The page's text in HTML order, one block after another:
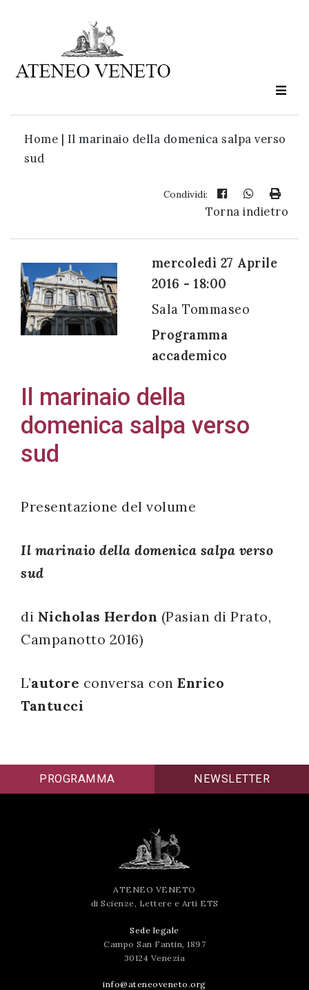
Home | Il marinaio della domenica salpa verso
sud
Condividi:
Torna indietro
mercoledì 27 Aprile
2016 - 18:00
Sala Tommaseo
Programma
accademico
Il marinaio della
domenica salpa verso
sud
Presentazione del volume
Il marinaio della domenica salpa verso
sud
di Nicholas Herdon (Pasian di Prato,
Campanotto 2016)
L’autore conversa con Enrico
Tantucci
Ateneo
è
cultura
Acconsento
all'uso dei
miei dati
personali in
accordo
decreto
196/03
avvenuta con
successo!
PROGRAMMA NEWSLETTER
ATENEO VENETO
di Scienze, Lettere e Arti ETS
Sede legale
Campo San Fantin, 1897
30124 Venezia
info@ateneoveneto.org